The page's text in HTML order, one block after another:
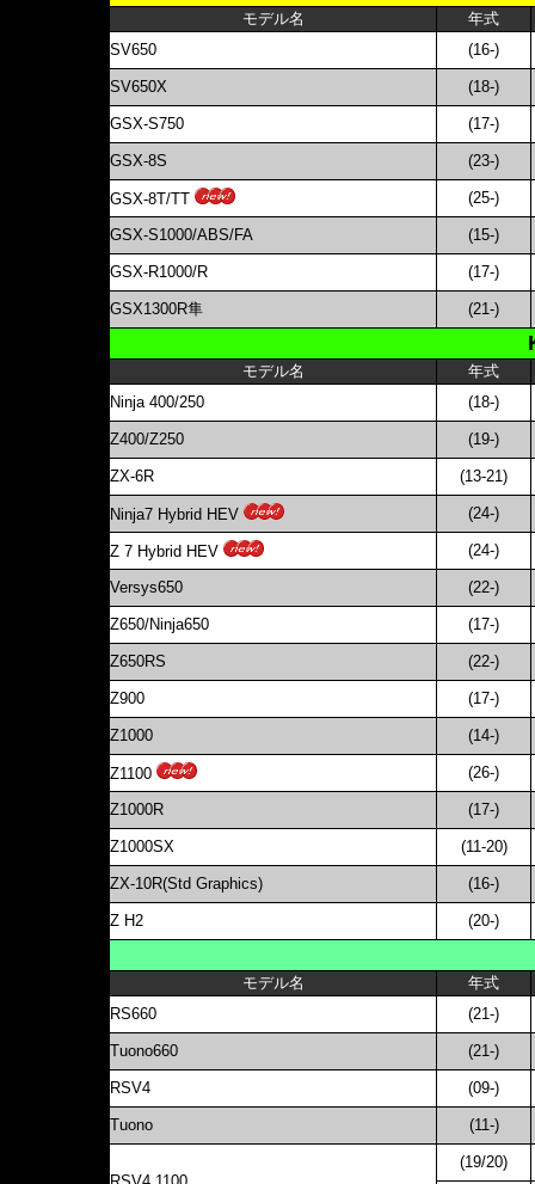
モデル名
年式
SV650
(16-)
SV650X (18-)
GSX-S750 (17-)
GSX-8S (23-)
GSX-8T/TT (25-)
GSX-S1000/ABS/FA (15-)
GSX-R1000/R (17-)
GSX1300R隼 (21-)
モデル名
年式
Ninja 400/250
(18-)
Z400/Z250 (19-)
ZX-6R (13-21)
Ninja7 Hybrid HEV (24-)
Z 7 Hybrid HEV (24-)
Versys650 (22-)
Z650/Ninja650 (17-)
Z650RS (22-)
Z900 (17-)
Z1000 (14-)
Z1100 (26-)
Z1000R (17-)
Z1000SX (11-20)
ZX-10R(Std Graphics) (16-)
Z H2 (20-)
モデル名
年式
RS660
(21-)
Tuono660 (21-)
RSV4 (09-)
Tuono (11-)
(19/20)